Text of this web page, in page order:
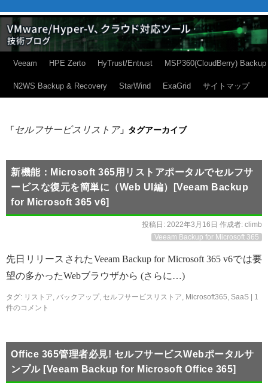
Veeam HPE Zerto HyTrust/Entrust MSP360(CloudBerry) Backup
N2WS Backup & Recovery StarWind ExaGrid サイトマップ
「セルフサービスリストア」タグアーカイブ
新機能：Microsoft 365用リストアポータルでセルフサ
ービスな復元を簡単に（Web UI編）[Veeam Backup
for Microsoft 365 v6]
投稿日: 2022年3月16日 作成者: climb
Veeam Backup for Microsoft 365
先日リリースされたVeeam Backup for Microsoft 365 v6では要
望の多かったWebブラウザから (さらに…)
タグ: リストア, バックアップ, セルフサービスリストア, Microsoft365, SaaS
1
件のコメント
Office 365管理者必見! セルフサービスWebポータルサ
ンプル [Veeam Backup for Microsoft Office 365]